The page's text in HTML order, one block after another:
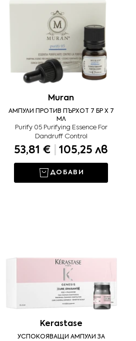
Muran
АМПУЛИ ПРОТИВ ПЪРХОТ 7 БР X 7
МЛ
Purify 05 Purifying Essence For
Dandruff Control
53,81 € 105,25 лв
ДОБАВИ
Kerastase
УСПОКОЯВАЩИ АМПУЛИ ЗА